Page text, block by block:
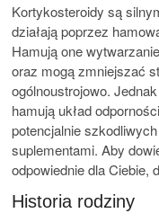
Kortykosteroidy są
działają poprzez
Hamują one
oraz mogą zmniejszać
ogólnoustrojowo.
hamują układ
potencjalnie
suplementami. Aby
odpowiednie dla Ciebie,
Historia rodziny